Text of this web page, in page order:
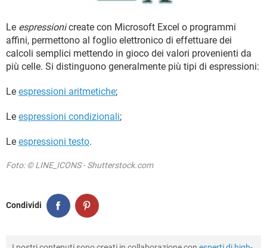
FACEBOOK
HARDWARE
Le espressionicreate con Microsoft Excel o programmi
affini, permettono al foglio elettronico di effettuare dei
calcoli semplici mettendo in gioco dei valori provenienti da
più celle. Si distinguono generalmente più tipi di espressioni:
Le espressioni aritmetiche;
Le espressioni condizionali;
Le espressioni testo.
Foto: © LINE_ICONS - Shutterstock.com
Condividi